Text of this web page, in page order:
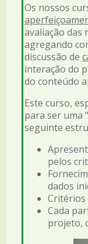
Os nossos
avaliação das
agregando
discussão de
interação do
do conteúdo
Este curso,
para ser uma "
seguinte
pelos
dados
Critérios
Cada
projeto,